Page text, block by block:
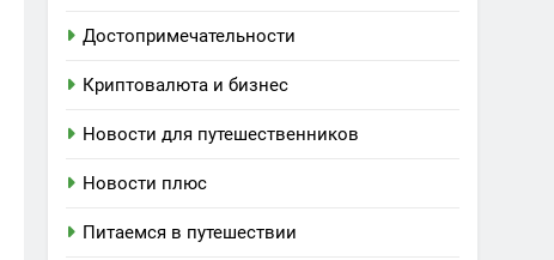
Достопримечательности
Криптовалюта и бизнес
Новости для путешественников
Новости плюс
Питаемся в путешествии